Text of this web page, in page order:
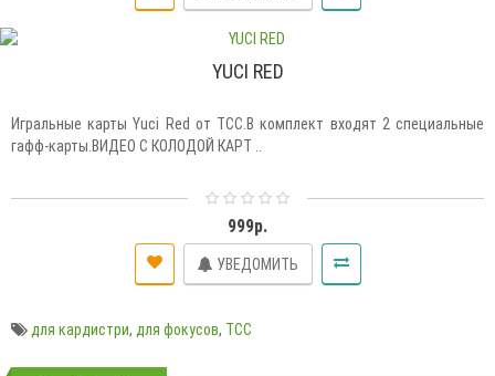
YUCI RED
Игральные карты Yuci Red от TCC.В комплект входят 2 специальные
гафф-карты.ВИДЕО С КОЛОДОЙ КАРТ ..
999р.
УВЕДОМИТЬ
для кардистри, для фокусов, TCC